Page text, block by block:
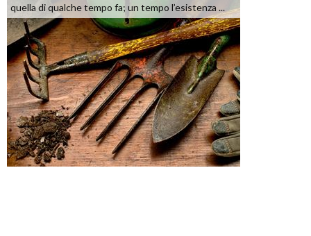
quella di qualche tempo fa; un tempo l’esistenza ...